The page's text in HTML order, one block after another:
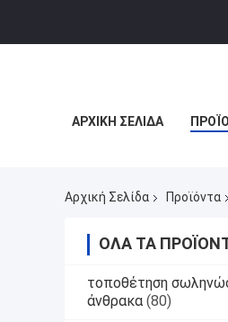
ΑΡΧΙΚΉ ΣΕΛΊΔΑ
Αρχική Σελίδα Προϊόντα
ΌΛΑ ΤΑ
τοποθέτηση
άνθρακα (80)